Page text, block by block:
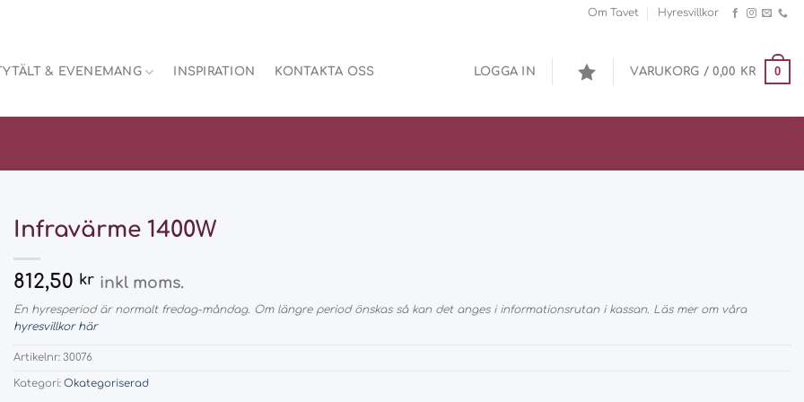
Om Tavet Hyresvillkor
& EVENEMANG INSPIRATION KONTAKTA OSS LOGGA IN VARUKORG /0,00 KR 0
Infravärme 1400W
812,50 kr inkl moms.
En hyresperiod är normalt fredag-måndag. Om längre period önskas så kan det anges i informationsrutan i kassan. Läs mer om våra
hyresvillkor här
Artikelnr: 30076
Kategori: Okategoriserad